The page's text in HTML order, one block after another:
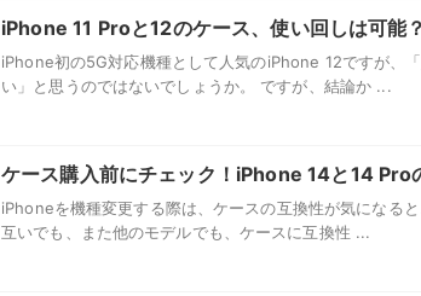
iPhone 11 Proと12のケース、使い回しは可能
iPhone初の5G対応機種として人気のiPhone 12ですが、
い」と思うのではないでしょうか。 ですが、結論か ...
ケース購入前にチェック！iPhone 14と14 Pro
iPhoneを機種変更する際は、ケースの互換性が気になる
互いでも、また他のモデルでも、ケースに互換性 ...